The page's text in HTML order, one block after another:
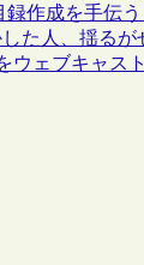
作成を手伝
た人、揺るが
ウェブキャス